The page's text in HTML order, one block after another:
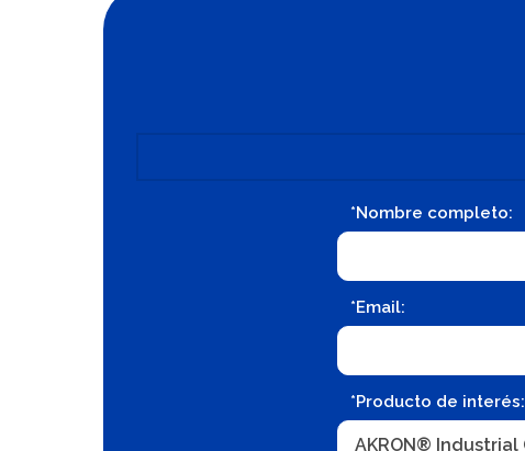
*Nombre completo:
*Email:
*Producto de interés: